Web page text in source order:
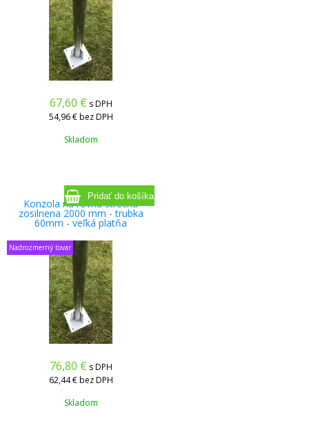
67,60 € s DPH
54,96 € bez DPH
Skladom
Konzola na rovnu strechu
zosilnena 2000 mm - trubka
60mm - veľká platňa
Nadrozmerný tovar
76,80 € s DPH
62,44 € bez DPH
Skladom